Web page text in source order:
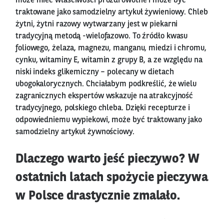
traktowane jako samodzielny artykuł żywieniowy. Chleb
żytni, żytni razowy wytwarzany jest w piekarni
tradycyjną metodą -wielofazowo. To źródło kwasu
foliowego, żelaza, magnezu, manganu, miedzi i chromu,
cynku, witaminy E, witamin z grupy B, a ze względu na
niski indeks glikemiczny – polecany w dietach
ubogokalorycznych. Chciałabym podkreślić, że wielu
zagranicznych ekspertów wskazuje na atrakcyjność
tradycyjnego, polskiego chleba. Dzięki recepturze i
odpowiedniemu wypiekowi, może być traktowany jako
samodzielny artykuł żywnościowy.
Dlaczego warto jeść pieczywo? W
ostatnich latach spożycie pieczywa
w Polsce drastycznie zmalało.